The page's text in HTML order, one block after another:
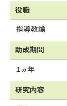
指導教諭
1ヵ年